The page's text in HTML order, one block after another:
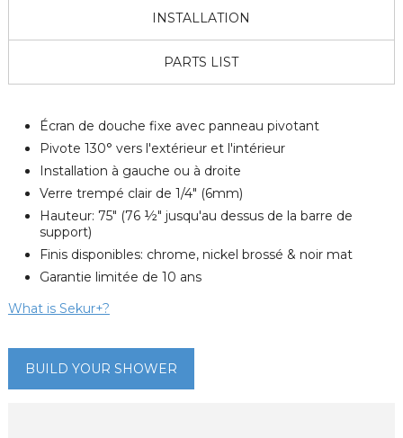
INSTALLATION
PARTS LIST
Écran de douche fixe avec panneau pivotant
Pivote 130° vers l'extérieur et l'intérieur
Installation à gauche ou à droite
Verre trempé clair de 1/4" (6mm)
Hauteur: 75" (76 ½" jusqu'au dessus de la barre de
support)
Finis disponibles: chrome, nickel brossé & noir mat
Garantie limitée de 10 ans
What is Sekur+?
BUILD YOUR SHOWER